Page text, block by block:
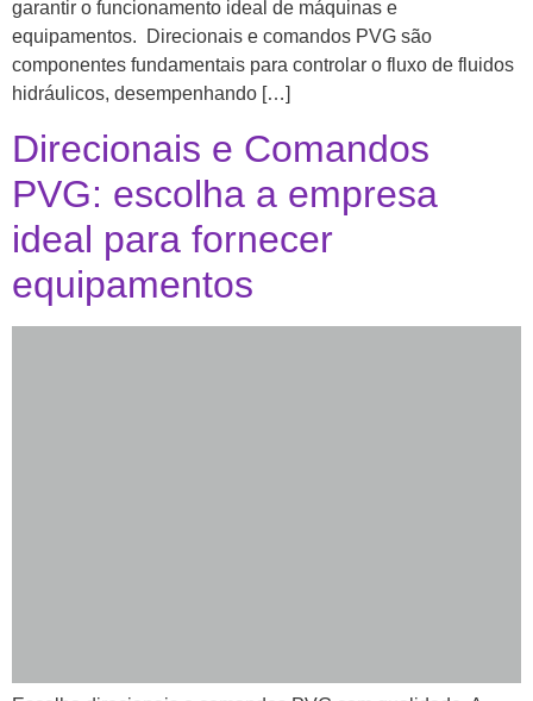
garantir o funcionamento ideal de máquinas e
equipamentos. Direcionais e comandos PVG são
componentes fundamentais para controlar o fluxo de fluidos
hidráulicos, desempenhando […]
Direcionais e Comandos
PVG: escolha a empresa
ideal para fornecer
equipamentos